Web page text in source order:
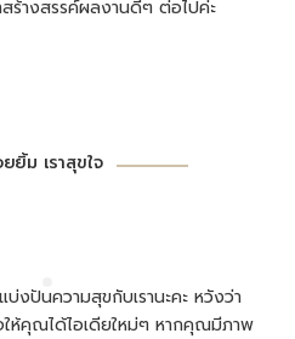
ร้างสรรค์ผลงานดีๆ ต่อไปค่ะ
ยิ้ม เราสุขใจ
ปันความสุขกับเรานะคะ หวังว่า
ให้คุณได้ไอเดียใหม่ๆ หากคุณมีภาพ